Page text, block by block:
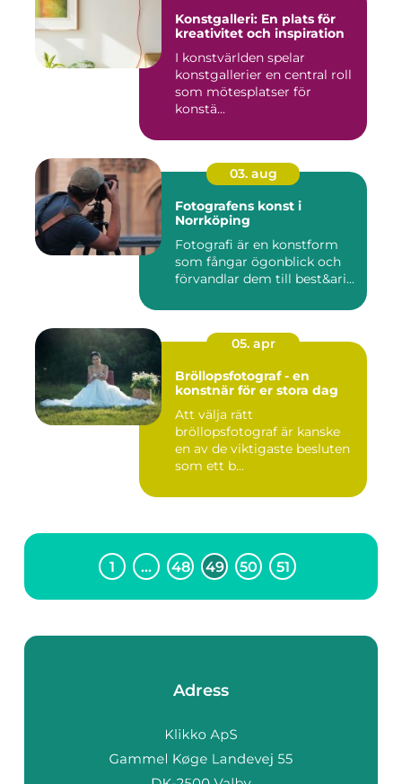
Konstgalleri: En plats för
kreativitet och inspiration
I konstvärlden spelar
konstgallerier en central roll
som mötesplatser för
konstä...
03. aug
Fotografens konst i
Norrköping
Fotografi är en konstform
som fångar ögonblick och
förvandlar dem till best&ari...
05. apr
Bröllopsfotograf - en
konstnär för er stora dag
Att välja rätt
bröllopsfotograf är kanske
en av de viktigaste besluten
som ett b...
1 … 48 49 50 51
Adress